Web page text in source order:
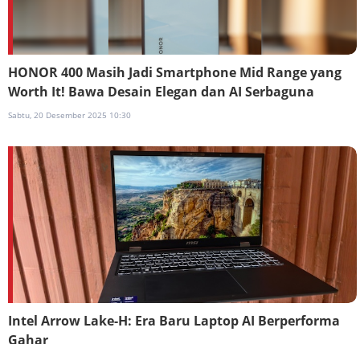
HONOR 400 Masih Jadi Smartphone Mid Range yang
Worth It! Bawa Desain Elegan dan AI Serbaguna
Sabtu, 20 Desember 2025 10:30
Intel Arrow Lake-H: Era Baru Laptop AI Berperforma
Gahar